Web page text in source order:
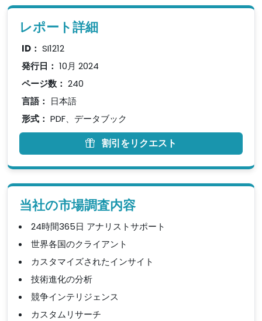
レポート詳細
ID： SI1212
発行日： 10月 2024
ページ数： 240
言語： 日本語
形式： PDF、データブック
割引をリクエスト
当社の市場調査内容
24時間365日 アナリストサポート
世界各国のクライアント
カスタマイズされたインサイト
技術進化の分析
競争インテリジェンス
カスタムリサーチ